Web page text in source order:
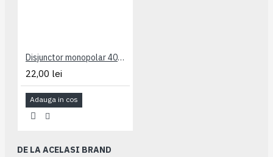
Disjunctor monopolar 40A Legrand
22,00 lei
Adauga in cos
DE LA ACELASI BRAND